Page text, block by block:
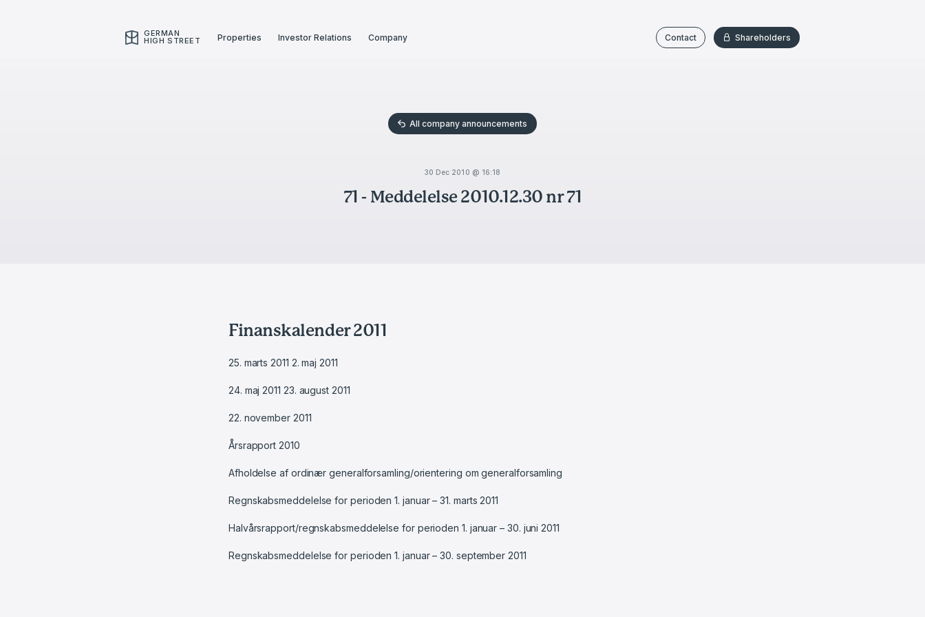
GERMAN
HIGH STREET Properties Investor Relations Company Contact Shareholders
All company announcements
30 Dec 2010 @ 16:18
71 - Meddelelse 2010.12.30 nr 71
Finanskalender 2011
25. marts 2011 2. maj 2011
24. maj 2011 23. august 2011
22. november 2011
Årsrapport 2010
Afholdelse af ordinær generalforsamling/orientering om generalforsamling
Regnskabsmeddelelse for perioden 1. januar – 31. marts 2011
Halvårsrapport/regnskabsmeddelelse for perioden 1. januar – 30. juni 2011
Regnskabsmeddelelse for perioden 1. januar – 30. september 2011